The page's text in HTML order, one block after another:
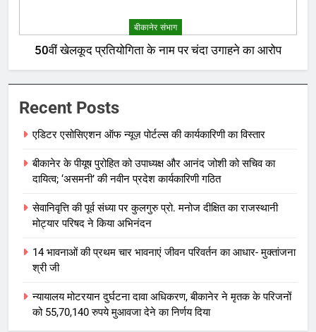
बीकानेर संभाग
50वीं खेलकूद प्रतियोगिता के नाम पर चंदा उगाहने का आरोप
Recent Posts
एडिटर एसोसिएशन ऑफ न्यूज़ पोर्टल्स की कार्यकारिणी का विस्तार
बीकानेर के पीयूष पुरोहित को उपाध्यक्ष और आनंद जोशी को सचिव का
दायित्व; ‘असमनी’ की नवीन प्रदेश कार्यकारिणी गठित
सेवानिवृत्ति की पूर्व संध्या पर कुलगुरु प्रो. मनोज दीक्षित का राजस्थानी
मोट्यार परिषद ने किया अभिनंदन
14 भावनाओं की प्रथम चार भावनाएं जीवन परिवर्तन का आधार- मुक्तांजना
श्री जी
न्यायालय मोटरयान दुर्घटना दावा अधिकरण, बीकानेर ने मृतक के परिजनों
को 55,70,140 रुपये मुआवजा देने का निर्णय दिया